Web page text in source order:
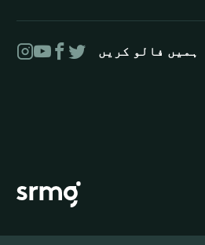
ہمیں فالو کریں